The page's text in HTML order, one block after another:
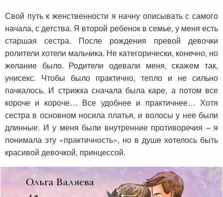
Свой путь к женственности я начну описывать с самого
начала, с детства. Я второй ребенок в семье, у меня есть
старшая сестра. После рождения превой девочки
ролители хотели мальчика. Не категорически, конечно, но
желание было. Родители одевали меня, скажем так,
унисекс. Чтобы было практично, тепло и не сильно
пачкалось. И стрижка сначала была каре, а потом все
короче и короче… Все удобнее и практичнее… Хотя
сестра в основном носила платья, и волосы у нее были
длинные. И у меня были внутренние противоречия – я
понимала эту «практичность», но в душе хотелось быть
красивой девочкой, принцессой.